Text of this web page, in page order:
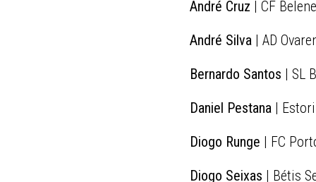
André Cruz | CF
André Silva | AD
Bernardo Santos | SL
Daniel Pestana |
Diogo Runge | FC
Diogo Seixas | Bétis